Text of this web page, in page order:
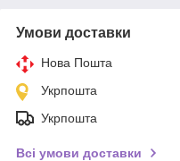
Умови доставки
Нова Пошта
Укрпошта
Укрпошта
Всі умови доставки